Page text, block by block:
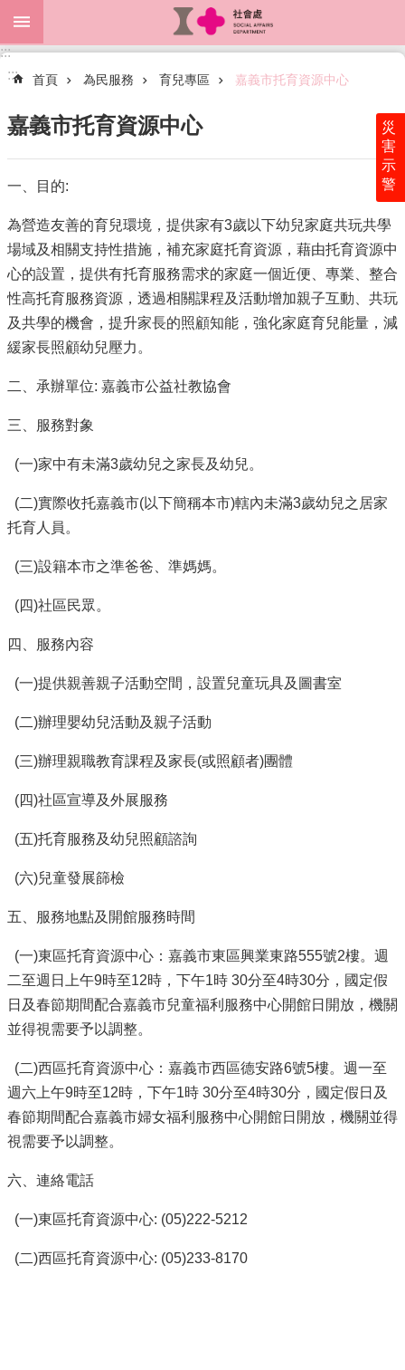
跳到主要內容區塊
進
階
關
本
處
最
新
消
息
民
務
資
公
開
附
屬
位
相
法
單
載
防
災
專
區
站
導
覽
回
首
頁
聯
絡
資
訊
嘉
市
府
災
害
示
警
:::
:::
首頁 為民服務 育兒專區 嘉義市托育資源中心
嘉義市托育資源中心
一、目的:
為營造友善的育兒環境，提供家有3歲以下幼兒家庭共玩共學
場域及相關支持性措施，補充家庭托育資源，藉由托育資源中
心的設置，提供有托育服務需求的家庭一個近便、專業、整合
性高托育服務資源，透過相關課程及活動增加親子互動、共玩
及共學的機會，提升家長的照顧知能，強化家庭育兒能量，減
緩家長照顧幼兒壓力。
二、承辦單位: 嘉義市公益社教協會
三、服務對象
(一)家中有未滿3歲幼兒之家長及幼兒。
(二)實際收托嘉義市(以下簡稱本市)轄內未滿3歲幼兒之居家
托育人員。
(三)設籍本市之準爸爸、準媽媽。
(四)社區民眾。
四、服務內容
(一)提供親善親子活動空間，設置兒童玩具及圖書室
(二)辦理嬰幼兒活動及親子活動
(三)辦理親職教育課程及家長(或照顧者)團體
(四)社區宣導及外展服務
(五)托育服務及幼兒照顧諮詢
(六)兒童發展篩檢
五、服務地點及開館服務時間
(一)東區托育資源中心：嘉義市東區興業東路555號2樓。週
二至週日上午9時至12時，下午1時 30分至4時30分，國定假
日及春節期間配合嘉義市兒童福利服務中心開館日開放，機關
並得視需要予以調整。
(二)西區托育資源中心：嘉義市西區德安路6號5樓。週一至
週六上午9時至12時，下午1時 30分至4時30分，國定假日及
春節期間配合嘉義市婦女福利服務中心開館日開放，機關並得
視需要予以調整。
六、連絡電話
(一)東區托育資源中心: (05)222-5212
(二)西區托育資源中心: (05)233-8170